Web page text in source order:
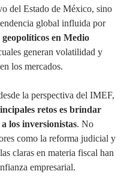
del Estado de México, sino
global influida por
en Medio
generan volatilidad y
los mercados.
la perspectiva del IMEF,
retos es brindar
los inversionistas. No
como la reforma judicial y
claras en materia fiscal han
empresarial.